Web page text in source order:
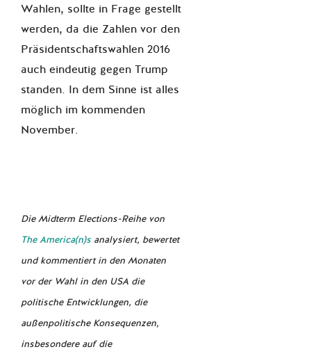
Wahlen, sollte in Frage gestellt
werden, da die Zahlen vor den
Präsidentschaftswahlen 2016
auch eindeutig gegen Trump
standen. In dem Sinne ist alles
möglich im kommenden
November.
Die Midterm Elections-Reihe von
The America(n)s analysiert, bewertet
und kommentiert in den Monaten
vor der Wahl in den USA die
politische Entwicklungen, die
außenpolitische Konsequenzen,
insbesondere auf die